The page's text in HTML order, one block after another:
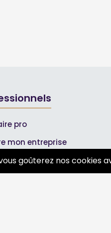
pro
mon entreprise
Pros
goûterez nos cookies